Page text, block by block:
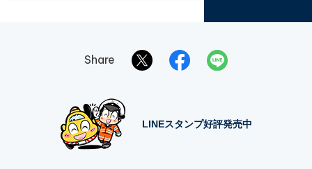
Share
LINEスタンプ好評発売中